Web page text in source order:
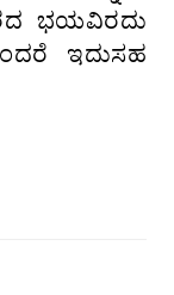
ಭಯವಿರದು
ಇದುಸಹ